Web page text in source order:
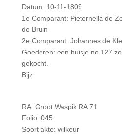
Datum: 10-11-1809
1e Comparant: Pieternella de
de Bruin
2e Comparant: Johannes de
Goederen: een huisje no 127
gekocht.
Bijz:
RA: Groot Waspik RA 71
Folio: 045
Soort akte: wilkeur